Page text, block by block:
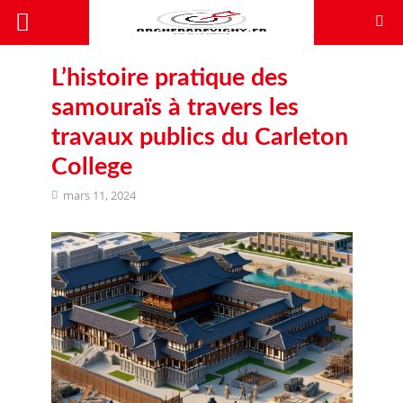
L’histoire pratique des
samouraïs à travers les
travaux publics du Carleton
College
mars 11, 2024